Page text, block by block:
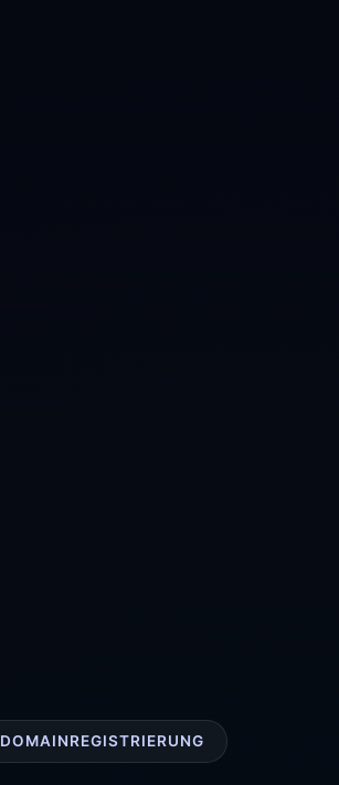
DOMAINREGISTRIERUNG